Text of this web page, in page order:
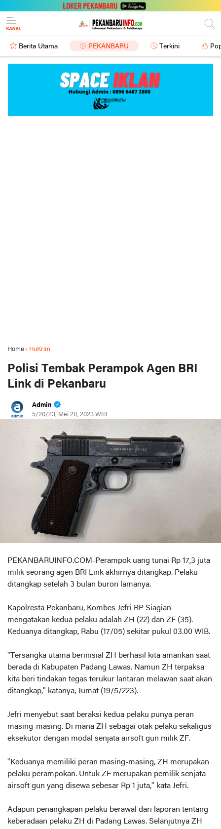
Berita Utama PEKANBARU Terkini
Home › HuKrim
Polisi Tembak Perampok Agen BRI
Link di Pekanbaru
Admin
5/20/23, Mei 20, 2023 WIB
PEKANBARUINFO.COM-Perampok uang tunai Rp 17,3 juta
milik seorang agen BRI Link akhirnya ditangkap. Pelaku
ditangkap setelah 3 bulan buron lamanya.
Kapolresta Pekanbaru, Kombes Jefri RP Siagian
mengatakan kedua pelaku adalah ZH (22) dan ZF (35).
Keduanya ditangkap, Rabu (17/05) sekitar pukul 03.00 WIB.
"Tersangka utama berinisial ZH berhasil kita amankan saat
berada di Kabupaten Padang Lawas. Namun ZH terpaksa
kita beri tindakan tegas terukur lantaran melawan saat akan
ditangkap," katanya, Jumat (19/5/223).
Jefri menyebut saat beraksi kedua pelaku punya peran
masing-masing. Di mana ZH sebagai otak pelaku sekaligus
eksekutor dengan modal senjata airsoft gun milik ZF.
"Keduanya memiliki peran masing-masing, ZH merupakan
pelaku perampokan. Untuk ZF merupakan pemilik senjata
airsoft gun yang disewa sebesar Rp 1 juta," kata Jefri.
Adapun penangkapan pelaku berawal dari laporan tentang
keberadaan pelaku ZH di Padang Lawas. Selanjutnya ZH